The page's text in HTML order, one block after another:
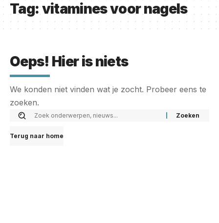
Tag:vitamines voor nagels
Oeps! Hier is niets
We konden niet vinden wat je zocht. Probeer eens te
zoeken.
Terug naar home